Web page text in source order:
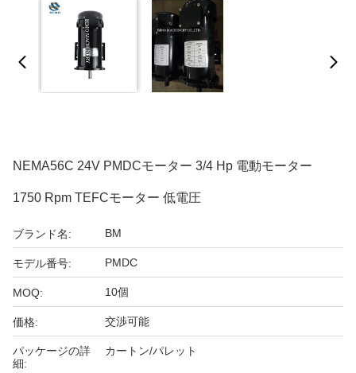
NEMA56C 24V PMDCモーター 3/4 Hp 電動モーター
1750 Rpm TEFCモーター 低電圧
ブランド名: BM
モデル番号: PMDC
MOQ: 10個
価格: 交渉可能
パッケージの詳
細:
カートン/パレット